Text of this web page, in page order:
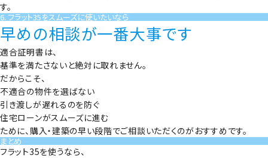
す。
6. フラット35をスムーズに使いたいなら
早めの相談が一番大事です
適合証明書は、
基準を満たさないと絶対に取れません。
だからこそ、
不適合の物件を選ばない
引き渡しが遅れるのを防ぐ
住宅ローンがスムーズに進む
ために、購入・建築の早い段階でご相談いただくのがおすすめです。
まとめ
フラット35を使うなら、